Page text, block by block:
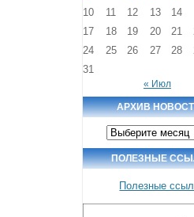
10
11 12 13 14
17
18 19 20 21
24
25 26 27 28
31
« Июл
АРХИВ
Архив
новостей
ПОЛЕЗНЫЕ
Полезные